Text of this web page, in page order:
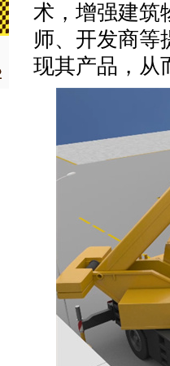
术，增强建筑
师、开发商等
现其产品，从